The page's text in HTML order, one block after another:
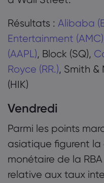
Résultats : Alibaba
Entertainment (AMC)
(AAPL), Block (SQ),
Royce (RR.), Smith &
(HIK)
Vendredi
Parmi les points
asiatique figurent
monétaire de la
relative aux taux